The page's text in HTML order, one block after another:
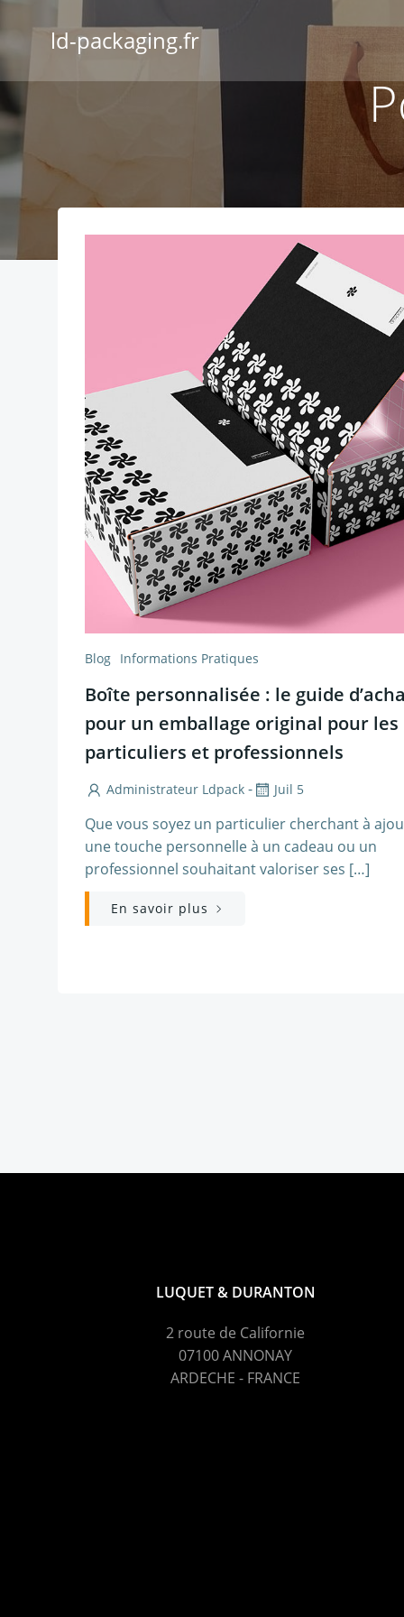
au
contenuld-packaging.fr
Blog Informations Pratiques
Boîte personnalisée : le guide
pour un emballage original pour les
particuliers et professionnels
Administrateur Ldpack - Juil 5
Que vous soyez un particulier cherchant à
une touche personnelle à un cadeau ou un
professionnel souhaitant valoriser ses […]
En savoir plus
LUQUET & DURANTON
2 route de Californie
07100 ANNONAY
ARDECHE - FRANCE